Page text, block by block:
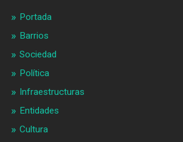
Portada
Barrios
Sociedad
Política
Infraestructuras
Entidades
Cultura